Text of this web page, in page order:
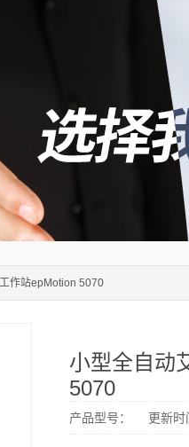
作站epMotion 5070
小型全自动
5070
产品型号： 更新时